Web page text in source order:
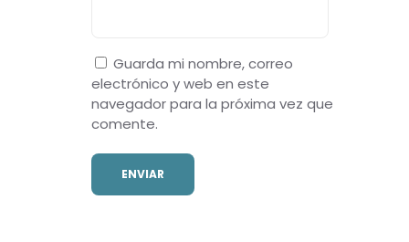
Guarda mi nombre, correo
electrónico y web en este
navegador para la próxima vez que
comente.